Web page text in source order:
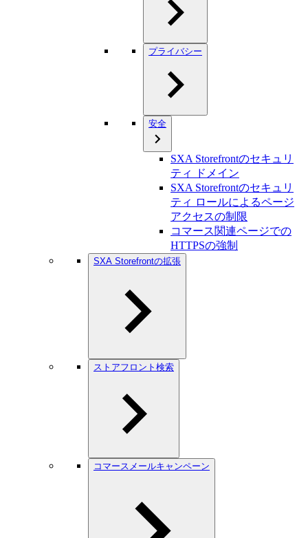
プライバシー
安全
SXA Storefrontのセキュリ
ティ ドメイン
SXA Storefrontのセキュリ
ティ ロールによるページ
アクセスの制限
コマース関連ページでの
HTTPSの強制
SXA Storefrontの拡張
ストアフロント検索
コマースメールキャンペーン